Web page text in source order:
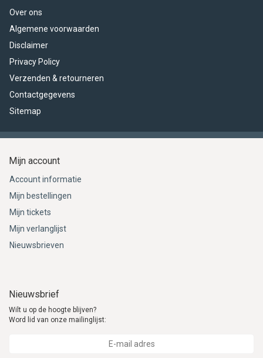
Over ons
Algemene voorwaarden
Disclaimer
Privacy Policy
Verzenden & retourneren
Contactgegevens
Sitemap
Mijn account
Account informatie
Mijn bestellingen
Mijn tickets
Mijn verlanglijst
Nieuwsbrieven
Nieuwsbrief
Wilt u op de hoogte blijven?
Word lid van onze mailinglijst: